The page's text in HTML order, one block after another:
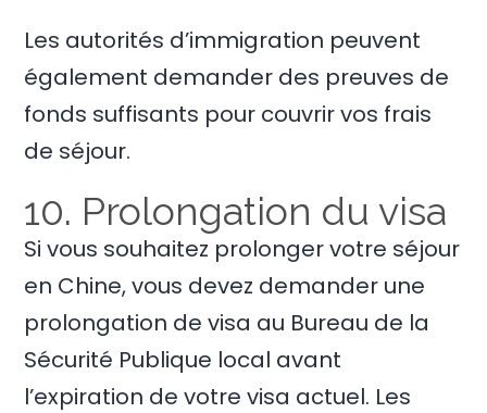
Les autorités d’immigration peuvent
également demander des preuves de
fonds suffisants pour couvrir vos frais
de séjour.
10. Prolongation du visa
Si vous souhaitez prolonger votre séjour
en Chine, vous devez demander une
prolongation de visa au Bureau de la
Sécurité Publique local avant
l’expiration de votre visa actuel. Les